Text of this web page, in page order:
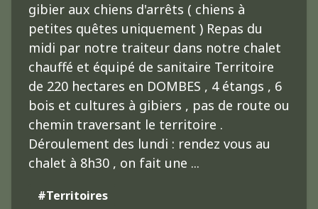
gibier aux chiens d'arrêts ( chiens à
petites quêtes uniquement ) Repas du
midi par notre traiteur dans notre chalet
chauffé et équipé de sanitaire Territoire
de 220 hectares en DOMBES , 4 étangs , 6
bois et cultures à gibiers , pas de route ou
chemin traversant le territoire .
Déroulement des lundi : rendez vous au
chalet à 8h30 , on fait une ...
#Territoires